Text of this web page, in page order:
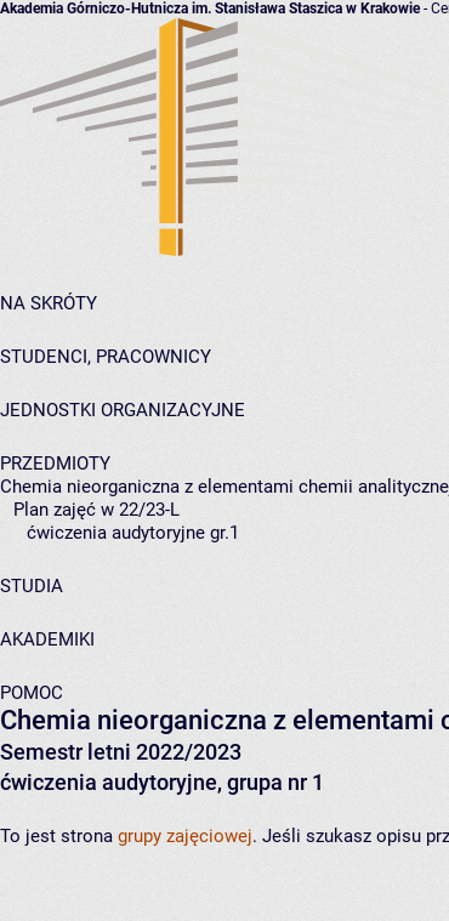
Akademia Górniczo-Hutnicza im. Stanisława Staszica w Krakowie-
NA SKRÓTY
STUDENCI, PRACOWNICY
JEDNOSTKI ORGANIZACYJNE
PRZEDMIOTY
Chemia nieorganiczna z elementami chemii
Plan zajęć w 22/23-L
ćwiczenia audytoryjne gr.1
STUDIA
AKADEMIKI
POMOC
Chemia nieorganiczna z
Semestr letni 2022/2023
ćwiczenia audytoryjne, grupa nr 1
To jest strona grupy zajęciowej. Jeśli szukasz opisu